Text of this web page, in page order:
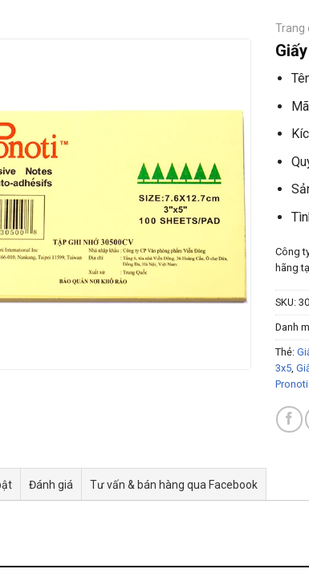
Trang
Công
hãng
SKU:
Danh
Thẻ:
3x5,
Đánh giá Tư vấn & bán hàng qua Facebook